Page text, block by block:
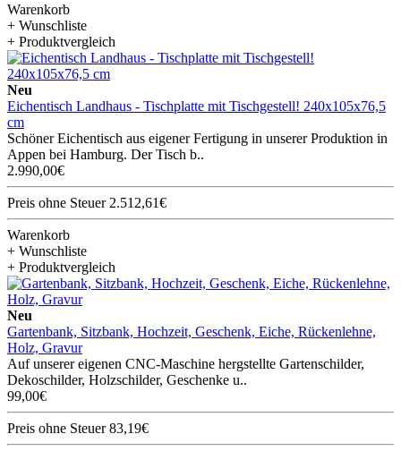
Warenkorb
+ Wunschliste
+ Produktvergleich
Neu
Eichentisch Landhaus - Tischplatte mit Tischgestell! 240x105x76,5
cm
Schöner Eichentisch aus eigener Fertigung in unserer Produktion in
Appen bei Hamburg. Der Tisch b..
2.990,00€
Preis ohne Steuer 2.512,61€
Warenkorb
+ Wunschliste
+ Produktvergleich
Neu
Gartenbank, Sitzbank, Hochzeit, Geschenk, Eiche, Rückenlehne,
Holz, Gravur
Auf unserer eigenen CNC-Maschine hergstellte Gartenschilder,
Dekoschilder, Holzschilder, Geschenke u..
99,00€
Preis ohne Steuer 83,19€